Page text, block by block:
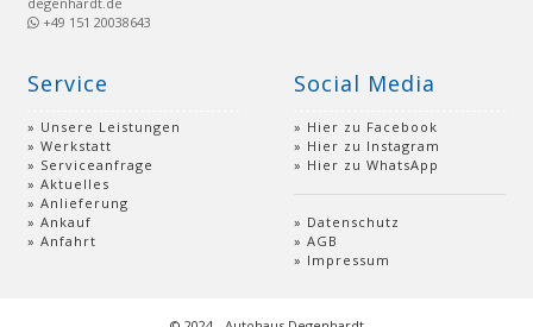
+49 151 20038643
Service
Unsere Leistungen
Werkstatt
Serviceanfrage
Aktuelles
Anlieferung
Ankauf
Anfahrt
Social Media
Hier zu Facebook
Hier zu Instagram
Hier zu WhatsApp
Datenschutz
AGB
Impressum